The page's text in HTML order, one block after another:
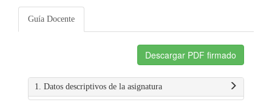
Guía Docente
Descargar PDF firmado
1. Datos descriptivos de la asignatura